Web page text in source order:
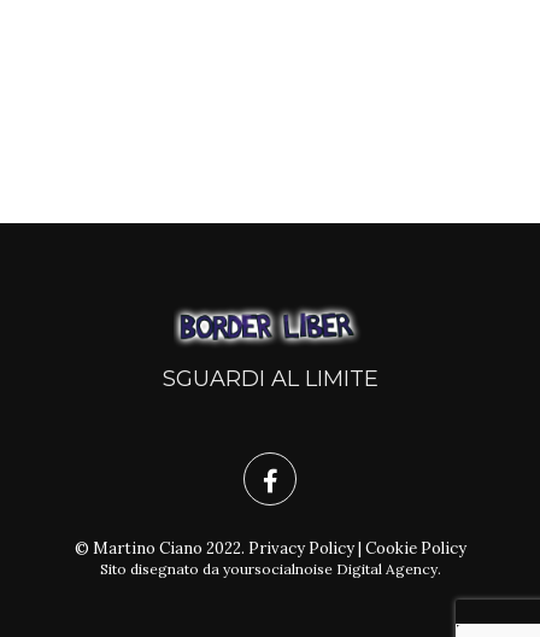
SGUARDI AL LIMITE
© Martino Ciano 2022. Privacy Policy| Cookie Policy
Sito disegnato da yoursocialnoise Digital Agency.